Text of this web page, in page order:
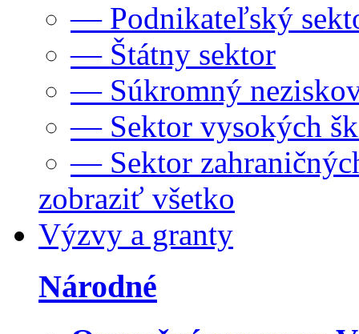
— Podnikateľský
— Štátny sektor
— Súkromný
— Sektor vysokých
— Sektor
zobraziť všetko
Výzvy a granty
Národné